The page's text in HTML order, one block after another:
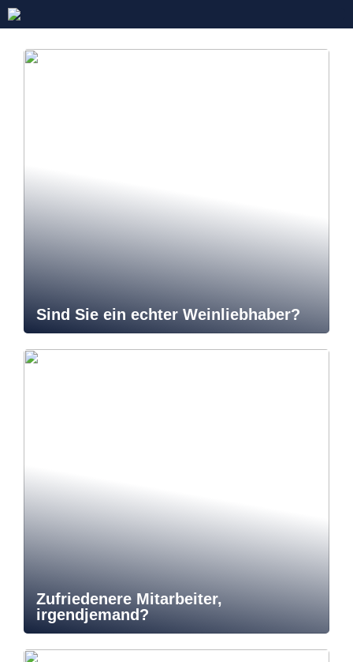
Sind Sie ein echter Weinliebhaber?
Zufriedenere Mitarbeiter,
irgendjemand?